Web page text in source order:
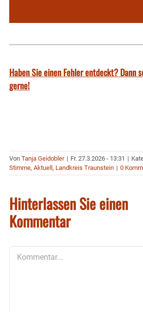
Haben Sie einen Fehler entdeckt? Dann
gerne!
Von Tanja Geidobler | Fr. 27.3.2026 - 13:31 |
Stimme, Aktuell , Landkreis Traunstein | 0
Hinterlassen Sie einen
Kommentar